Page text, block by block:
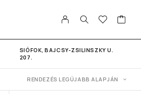
SIÓFOK, BAJCSY-ZSILINSZKY U.
207.
RENDEZÉS LEGÚJABB ALAPJÁN